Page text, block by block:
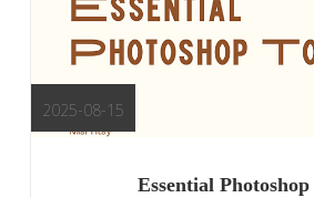
2025-08-15
Essential Photoshop